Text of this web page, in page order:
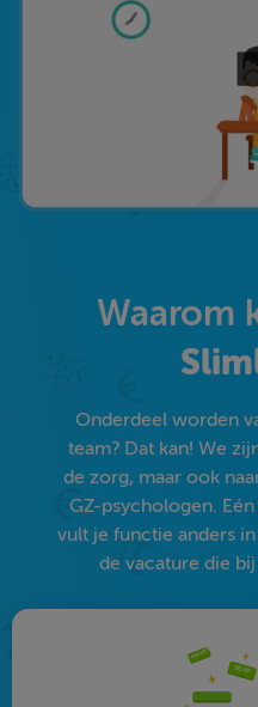
Waarom
Onderdeel worden
team? Dat kan! We
de zorg, maar ook
GZ-psychologen.
vult je functie anders
de vacature die